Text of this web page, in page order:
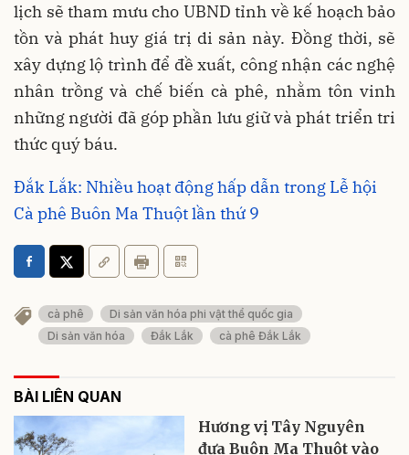
lịch sẽ tham mưu cho UBND tỉnh về kế hoạch bảo
tồn và phát huy giá trị di sản này. Đồng thời, sẽ
xây dựng lộ trình để đề xuất, công nhận các nghệ
nhân trồng và chế biến cà phê, nhằm tôn vinh
những người đã góp phần lưu giữ và phát triển tri
thức quý báu.
Đắk Lắk: Nhiều hoạt động hấp dẫn trong Lễ hội
Cà phê Buôn Ma Thuột lần thứ 9
cà phê
Di sản văn hóa phi vật thể quốc gia
Di sản văn hóa
Đắk Lắk cà phê Đắk Lắk
BÀI LIÊN QUAN
Hương vị Tây Nguyên
đưa Buôn Ma Thuột vào